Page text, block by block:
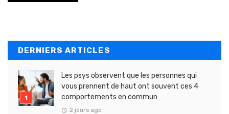
DERNIERS ARTICLES
Les psys observent que les personnes qui
vous prennent de haut ont souvent ces 4
comportements en commun
2 jours ago